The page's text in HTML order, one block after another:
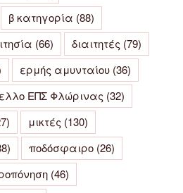
β κατηγορία (88)
(66) διαιτητές (79)
ερμής αμυνταίου (36)
ΕΠΣ Φλώρινας (32)
μικτές (130)
ποδόσφαιρο (26)
(46)